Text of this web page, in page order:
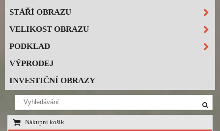
STÁŘÍ OBRAZU
VELIKOST OBRAZU
PODKLAD
VÝPRODEJ
INVESTIČNÍ OBRAZY
Nákupní košík